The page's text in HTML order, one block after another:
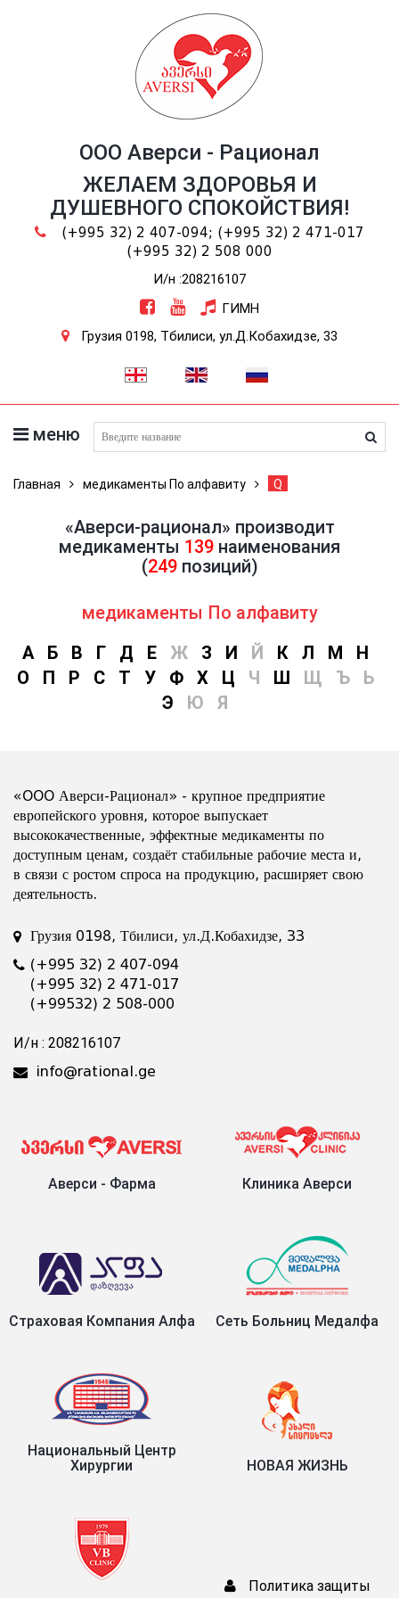
ООО Аверси - Рационал
ЖЕЛАЕМ ЗДОРОВЬЯ И
ДУШЕВНОГО СПОКОЙСТВИЯ!
(+995 32) 2 407-094; (+995 32) 2 471-017
(+995 32) 2 508 000
И/н :208216107
ГИМН
Грузия 0198, Тбилиси, ул.Д.Кобахидзе, 33
меню поиск лекарств
Главная медикаменты По алфавиту Q
«Аверси-рационал» производит
медикаменты 139 наименования
(249 позиций)
медикаменты По алфавиту
А
Б В Г Д Е Ж З И Й К Л М
Н
О
П Р С Т У Ф Х Ц Ч Ш Щ Ъ
Ь
Э
Ю Я
«OOO Аверси-Рационал» - крупное предприятие
европейского уровня, которое выпускает
высококачественные, эффектные медикаменты по
доступным ценам, создаёт стабильные рабочие места и,
в связи с ростом спроса на продукцию, расширяет свою
деятельность.
Грузия 0198, Тбилиси, ул.Д.Кобахидзе, 33
(+995 32) 2 407-094
(+995 32) 2 471-017
(+99532) 2 508-000
И/н : 208216107
info@rational.ge
Аверси - Фарма Клиника Аверси
Страховая Компания Алфа Сеть Больниц Медалфа
Национальный Центр
Хирургии
НОВАЯ ЖИЗНЬ
Политика защиты